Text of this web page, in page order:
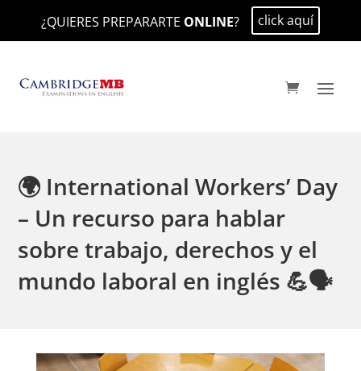
¿QUIERES PREPARARTE ONLINE? click aquí
🌍 International Workers’ Day
– Un recurso para hablar
sobre trabajo, derechos y el
mundo laboral en inglés 💪🗣